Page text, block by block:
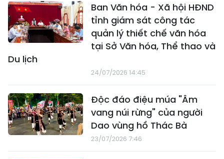
Ban Văn hóa - Xã hội HĐND
tỉnh giám sát công tác
quản lý thiết chế văn hóa
tại Sở Văn hóa, Thể thao và
Du lịch
24/07/2026 14:45
Độc đáo điệu múa "Âm
vang núi rừng" của người
Dao vùng hồ Thác Bà
23/07/2026 7:46